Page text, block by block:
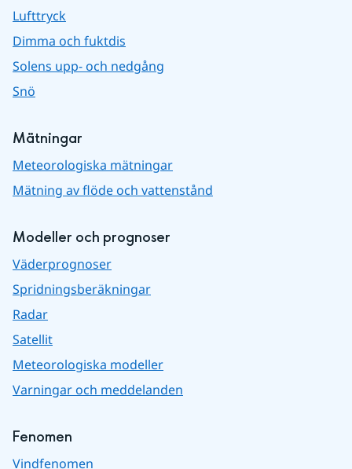
Lufttryck
Dimma och fuktdis
Solens upp- och nedgång
Snö
Mätningar
Meteorologiska mätningar
Mätning av flöde och vattenstånd
Modeller och prognoser
Väderprognoser
Spridningsberäkningar
Radar
Satellit
Meteorologiska modeller
Varningar och meddelanden
Fenomen
Vindfenomen